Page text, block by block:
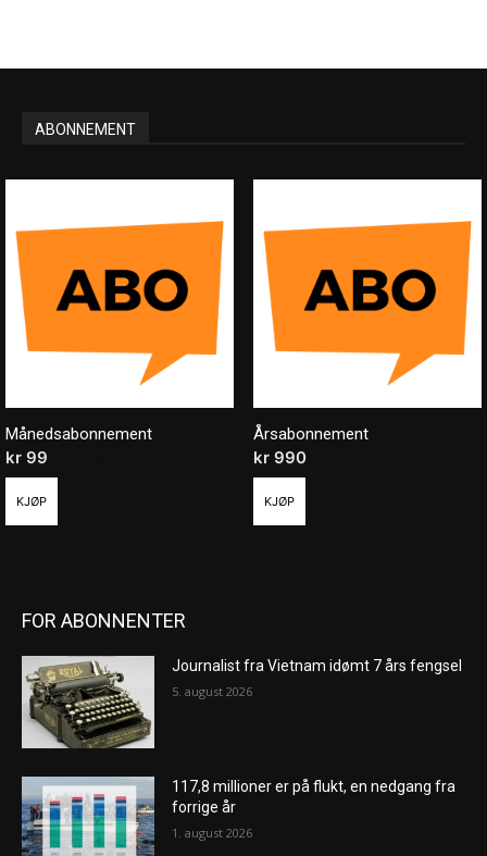
ABONNEMENT
Månedsabonnement
kr 99
KJØP
Årsabonnement
kr990
KJØP
FOR ABONNENTER
Journalist fra Vietnam idømt 7 års fengsel
5. august 2026
117,8 millioner er på flukt, en nedgang fra
forrige år
1. august 2026